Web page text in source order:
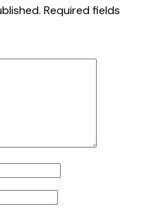
Required fields